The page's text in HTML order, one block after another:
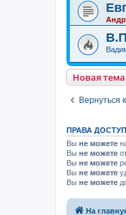
Новая тема
Вернуться
ПРАВА
Вы не можете
Вы не можете
Вы не можете
Вы не можете
Вы не можете
На